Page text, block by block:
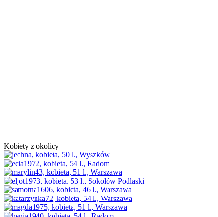
Kobiety z okolicy